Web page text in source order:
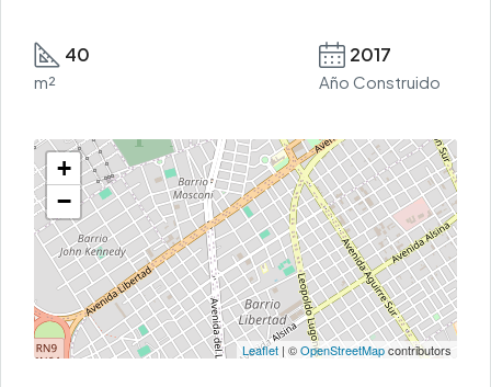
40
m²
2017
Año Construido
+
−
Leaflet | ©OpenStreetMapcontributors